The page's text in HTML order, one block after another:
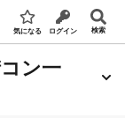
気になる ログイン 検索
ン一